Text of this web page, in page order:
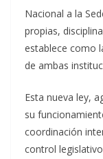
Nacional a la
propias,
establece como
de ambas
Esta nueva ley,
su
coordinación
control